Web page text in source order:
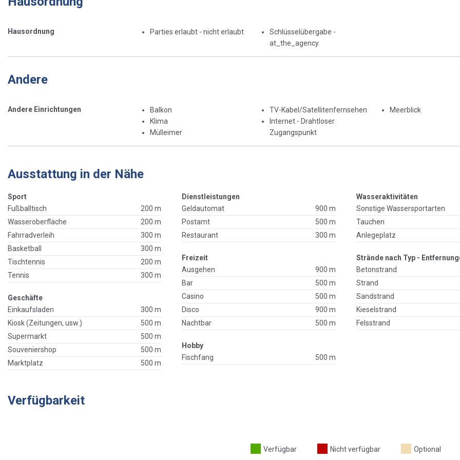
Hausordnung Parties erlaubt - nicht erlaubt
Schlüsselübergabe -
at_the_agency
Andere
Andere Einrichtungen
Balkon
Klima
Mülleimer
TV-Kabel/Satellitenfernsehen
Internet - Drahtloser
Zugangspunkt
Meerblick
Ausstattung in der Nähe
Sport
Fußballtisch
200 m
Wasseroberfläche
200 m
Fahrradverleih
300 m
Basketball
300 m
Tischtennis
200 m
Tennis
300 m
Geschäfte
Einkaufsladen
300 m
Kiosk (Zeitungen, usw.)
500 m
Supermarkt
500 m
Souveniershop
500 m
Marktplatz
500 m
Dienstleistungen
Geldautomat
900 m
Postamt
500 m
Restaurant
300 m
Freizeit
Ausgehen
900 m
Bar
500 m
Casino
500 m
Disco
900 m
Nachtbar
500 m
Hobby
Fischfang
500 m
Wasseraktivitäten
Sonstige Wassersportarten
Tauchen
Anlegeplatz
Strände nach Typ -
Betonstrand
Strand
Sandstrand
Kieselstrand
Felsstrand
Verfügbarkeit
Verfügbar Nicht verfügbar Optional